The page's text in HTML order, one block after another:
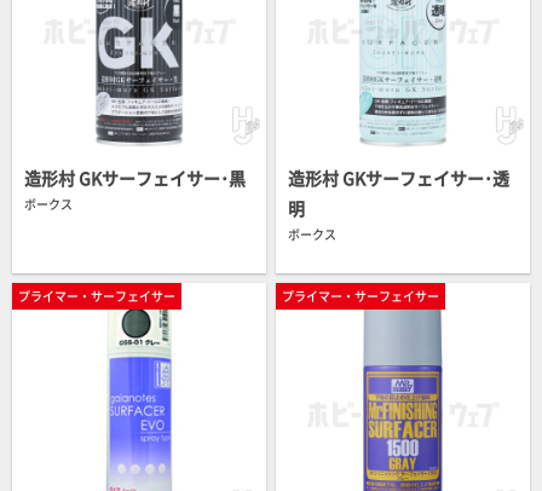
造形村 GKサーフェイサー･黒
ボークス
造形村 GKサーフェイサー･透
明
ボークス
プライマー・サーフェイサー プライマー・サーフェイサー